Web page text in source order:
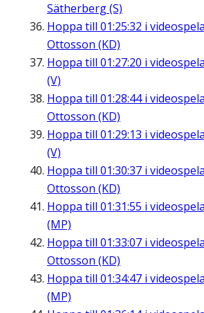
Sätherberg (S)
Hoppa till 01:25:32 i
Ottosson (KD)
Hoppa till 01:27:20 i
(V)
Hoppa till 01:28:44i
Ottosson (KD)
Hoppa till 01:29:13 i
(V)
Hoppa till 01:30:37 i
Ottosson (KD)
Hoppa till 01:31:55 i
(MP)
Hoppa till 01:33:07 i
Ottosson (KD)
Hoppa till 01:34:47 i
(MP)